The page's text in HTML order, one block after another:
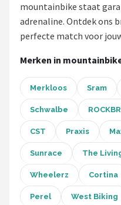
Volare
ABUS
AXA
New Looxs
BBB Cycling
Schwalbe
mountainbike staat
adrenaline. Ontdek ons
perfecte match voor
Merken in
Merkloos Sram
Schwalbe
CST Praxis
Sunrace The
Wheelerz Cortina
Perel West Biking